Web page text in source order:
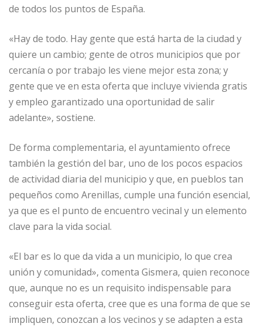
de todos los puntos de España.
«Hay de todo. Hay gente que está harta de la ciudad y
quiere un cambio; gente de otros municipios que por
cercanía o por trabajo les viene mejor esta zona; y
gente que ve en esta oferta que incluye vivienda gratis
y empleo garantizado una oportunidad de salir
adelante», sostiene.
De forma complementaria, el ayuntamiento ofrece
también la gestión del bar, uno de los pocos espacios
de actividad diaria del municipio y que, en pueblos tan
pequeños como Arenillas, cumple una función esencial,
ya que es el punto de encuentro vecinal y un elemento
clave para la vida social.
«El bar es lo que da vida a un municipio, lo que crea
unión y comunidad», comenta Gismera, quien reconoce
que, aunque no es un requisito indispensable para
conseguir esta oferta, cree que es una forma de que se
impliquen, conozcan a los vecinos y se adapten a esta